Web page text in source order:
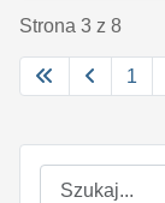
Szukaj
Strona 3 z 8
1